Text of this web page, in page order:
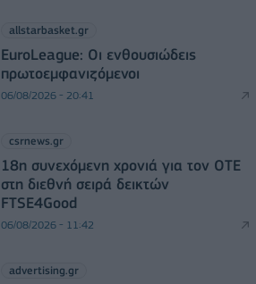
allstarbasket.gr
EuroLeague: Οι ενθουσιώδεις
πρωτοεμφανιζόμενοι
06/08/2026 - 20:41
csrnews.gr
18η συνεχόμενη χρονιά για τον ΟΤΕ
στη διεθνή σειρά δεικτών
FTSE4Good
06/08/2026 - 11:42
advertising.gr